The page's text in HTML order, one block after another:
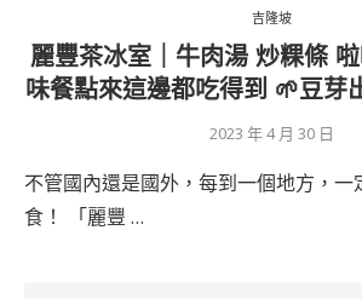
吉隆坡
麗豐茶冰室｜牛肉湯 炒粿條
味餐點來這邊都吃得到 🌱豆芽
2023 年 4 月 30 日
不管國內還是國外，每到一個地方，一
食！ 「麗豐 …